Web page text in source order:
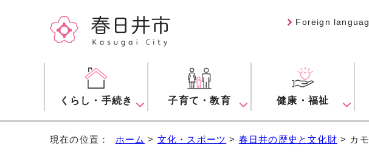
Foreign
くらし・手続き 子育て・教育 健康・福祉
現在の位置： ホーム > 文化・スポーツ > 春日井の歴史と文化財 > カ